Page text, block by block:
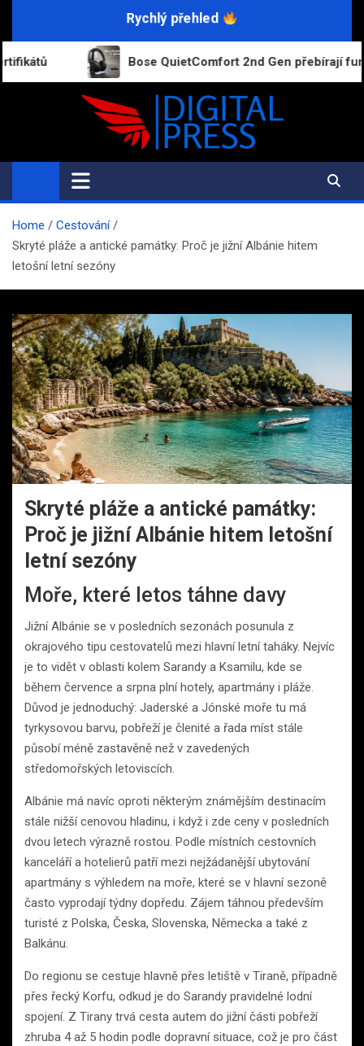
Rychlý přehled
Bose QuietComfort 2nd Gen přebírají funkce dražších
Digital-Press.cz
Kvalitní informace pro každý den
Home
Cestování
Skryté pláže a antické památky: Proč je jižní Albánie hitem
letošní letní sezóny
Skryté pláže a antické památky:
Proč je jižní Albánie hitem letošní
letní sezóny
Moře, které letos táhne davy
Jižní Albánie se v posledních sezonách posunula z
okrajového tipu cestovatelů mezi hlavní letní taháky. Nejvíc
je to vidět v oblasti kolem Sarandy a Ksamilu, kde se
během července a srpna plní hotely, apartmány i pláže.
Důvod je jednoduchý: Jaderské a Jónské moře tu má
tyrkysovou barvu, pobřeží je členité a řada míst stále
působí méně zastavěně než v zavedených
středomořských letoviscích.
Albánie má navíc oproti některým známějším destinacím
stále nižší cenovou hladinu, i když i zde ceny v posledních
dvou letech výrazně rostou. Podle místních cestovních
kanceláří a hotelierů patří mezi nejžádanější ubytování
apartmány s výhledem na moře, které se v hlavní sezoně
často vyprodají týdny dopředu. Zájem táhnou především
turisté z Polska, Česka, Slovenska, Německa a také z
Balkánu.
Do regionu se cestuje hlavně přes letiště v Tiraně, případně
přes řecký Korfu, odkud je do Sarandy pravidelné lodní
spojení. Z Tirany trvá cesta autem do jižní části pobřeží
zhruba 4 až 5 hodin podle dopravní situace, což je pro část